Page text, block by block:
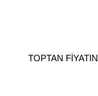
TOPTAN